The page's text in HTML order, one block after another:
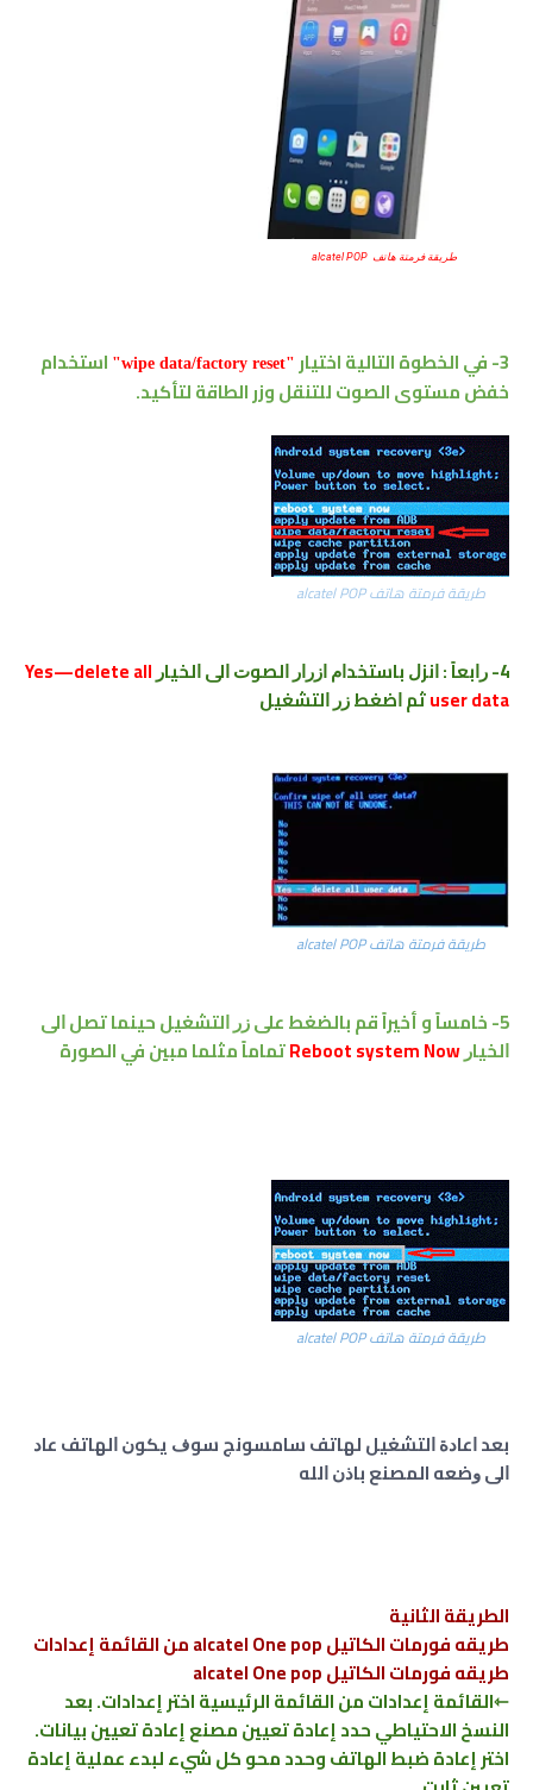
طريقة فرمتة هاتف alcatel POP
3- في الخطوة التالية اختيار "
wipe data/factory reset
" استخدام
خفض مستوى الصوت للتنقل وزر الطاقة لتأكيد.
طريقة فرمتة هاتف alcatel POP
4- ﺭﺍﺑﻌﺎً : ﺍﻧﺰﻝ ﺑﺎﺳﺘﺨﺪﺍﻡ ﺍﺯﺭﺍﺭ ﺍﻟﺼﻮﺕ ﺍﻟﻰ ﺍﻟﺨﻴﺎﺭ
Yes—delete all
user dataﺛﻢ ﺍﺿﻐﻂ ﺯﺭ ﺍﻟﺘﺸﻐﻴﻞ
طريقة فرمتة هاتف alcatel POP
5- ﺧﺎﻣﺴﺎً و أخيراً ﻗﻢ ﺑﺎﻟﻀﻐﻂ ﻋﻠﻰ ﺯﺭ ﺍﻟﺘﺸﻐﻴﻞ ﺣﻴﻨﻤﺎ ﺗﺼﻞ ﺍﻟﻰ
ﺍﻟﺨﻴﺎﺭReboot system Nowتماماً مثلما مبين في الصورة
طريقة فرمتة هاتف alcatel POP
ﺑﻌﺪ ﺍﻋﺎﺩﺓ ﺍﻟﺘﺸﻐﻴﻞ ﻟﻬﺎﺗﻒ ﺳﺎﻣﺴﻮﻧﺞ ﺳﻮﻑ ﻳﻜﻮﻥ ﺍﻟﻬﺎﺗﻒ ﻋﺎﺩ
ﺍﻟﻰ ﻭﺿﻌﻪ المصنع ﺑﺎﺫﻥ ﺍﻟﻠﻪ
الطريقة الثانية
طريقه فورمات الكاتيل alcatel One pop من القائمة إعدادات
طريقه فورمات الكاتيل alcatel One pop
⇽القائمة إعدادات من القائمة الرئيسية اختر إعدادات. بعد
النسخ الاحتياطي حدد إعادة تعيين مصنع إعادة تعيين بيانات.
اختر إعادة ضبط الهاتف وحدد محو كل شيء لبدء عملية إعادة